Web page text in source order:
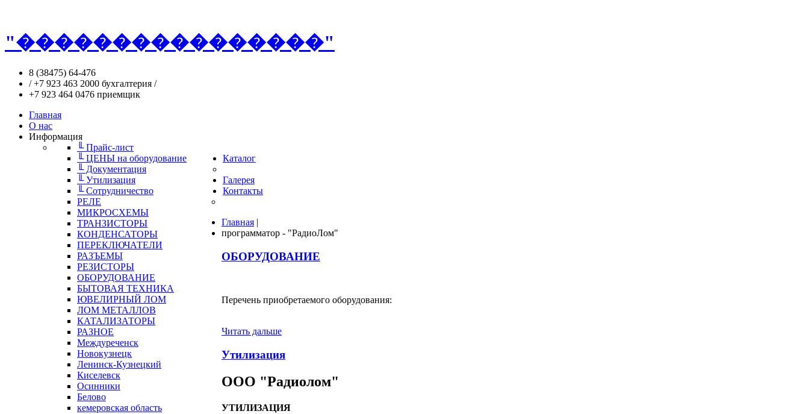
"����������������"
8 (38475) 64-476
/ +7 923 463 2000 бухгалтерия /
+7 923 464 0476 приемщик
Главная
О нас
Информация
╙ Прайс-лист
╙ ЦЕНЫ на оборудование
╙ Документация
╙ Утилизация
╙ Сотрудничество
Каталог
РЕЛЕ
МИКРОСХЕМЫ
ТРАНЗИСТОРЫ
КОНДЕНСАТОРЫ
ПЕРЕКЛЮЧАТЕЛИ
РАЗЪЕМЫ
РЕЗИСТОРЫ
ОБОРУДОВАНИЕ
БЫТОВАЯ ТЕХНИКА
ЮВЕЛИРНЫЙ ЛОМ
ЛОМ МЕТАЛЛОВ
КАТАЛИЗАТОРЫ
РАЗНОЕ
Галерея
Контакты
Междуреченск
Новокузнецк
Ленинск-Кузнецкий
Киселевск
Осинники
Белово
кемеровская область
Главная |
программатор - "РадиоЛом"
ОБОРУДОВАНИЕ
Перечень приобретаемого оборудования:
Читать дальше
Утилизация
ООО "Радиолом"
УТИЛИЗАЦИЯ